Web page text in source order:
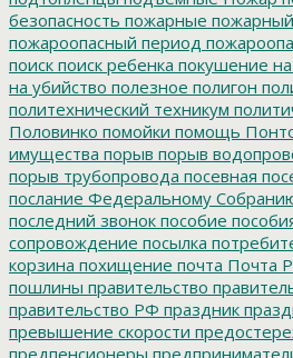
безопасность пожарные
пожароопасный период
поиск поиск ребенка покушение на
на убийство полезное полигон
политехнический техникум
Половинко помойки помощь
имущества порыв порыв
порыв трубопровода посевная
послание Федеральному
последний звонок пособие
сопровождение посылка
корзина похищение почта Почта
пошлины правительство
правительство РФ праздник
превышение скорости
предпенсионеры